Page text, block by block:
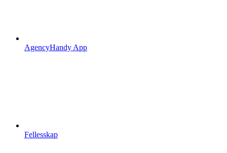
AgencyHandy App
Fellesskap